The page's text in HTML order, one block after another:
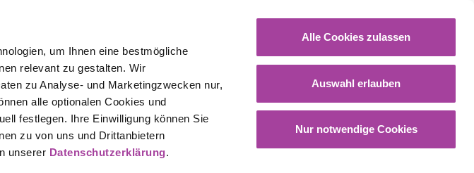
um Ihnen eine bestmögliche
relevant zu gestalten. Wir
zu Analyse- und Marketingzwecken nur,
alle optionalen Cookies und
festlegen. Ihre Einwilligung können Sie
zu von uns und Drittanbietern
unserer Datenschutzerklärung.
Alle Cookies zulassen
Auswahl erlauben
Nur notwendige Cookies